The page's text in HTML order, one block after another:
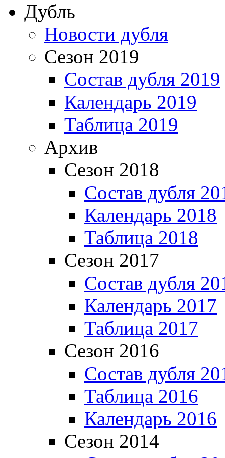
Дубль
Новости дубля
Сезон 2019
Состав дубля 2019
Календарь 2019
Таблица 2019
Архив
Сезон 2018
Состав дубля
Календарь 2018
Таблица 2018
Сезон 2017
Состав дубля
Календарь 2017
Таблица 2017
Сезон 2016
Состав дубля
Таблица 2016
Календарь 2016
Сезон 2014